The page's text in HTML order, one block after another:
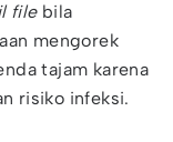
file bila
mengorek
tajam karena
risiko infeksi.